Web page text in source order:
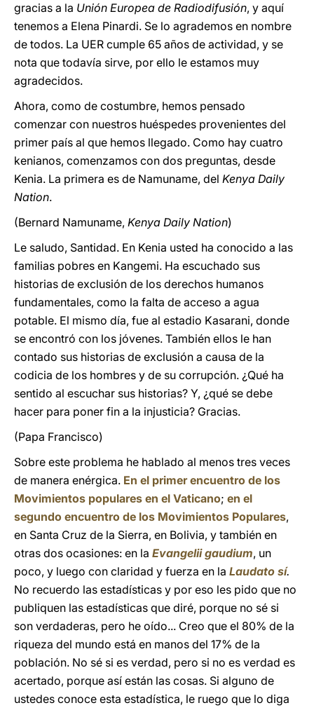
gracias a la Unión Europea de Radiodifusión, y aquí
tenemos a Elena Pinardi. Se lo agrademos en nombre
de todos. La UER cumple 65 años de actividad, y se
nota que todavía sirve, por ello le estamos muy
agradecidos.
Ahora, como de costumbre, hemos pensado
comenzar con nuestros huéspedes provenientes del
primer país al que hemos llegado. Como hay cuatro
kenianos, comenzamos con dos preguntas, desde
Kenia. La primera es de Namuname, del Kenya Daily
Nation.
(Bernard Namuname, Kenya Daily Nation)
Le saludo, Santidad. En Kenia usted ha conocido a las
familias pobres en Kangemi. Ha escuchado sus
historias de exclusión de los derechos humanos
fundamentales, como la falta de acceso a agua
potable. El mismo día, fue al estadio Kasarani, donde
se encontró con los jóvenes. También ellos le han
contado sus historias de exclusión a causa de la
codicia de los hombres y de su corrupción. ¿Qué ha
sentido al escuchar sus historias? Y, ¿qué se debe
hacer para poner fin a la injusticia? Gracias.
(Papa Francisco)
Sobre este problema he hablado al menos tres veces
de manera enérgica. En el primer encuentro de los
Movimientos populares en el Vaticano; en el
segundo encuentro de los Movimientos Populares,
en Santa Cruz de la Sierra, en Bolivia, y también en
otras dos ocasiones: en la Evangelii gaudium, un
poco, y luego con claridad y fuerza en la Laudato sí.
No recuerdo las estadísticas y por eso les pido que no
publiquen las estadísticas que diré, porque no sé si
son verdaderas, pero he oído... Creo que el 80% de la
riqueza del mundo está en manos del 17% de la
población. No sé si es verdad, pero si no es verdad es
acertado, porque así están las cosas. Si alguno de
ustedes conoce esta estadística, le ruego que lo diga